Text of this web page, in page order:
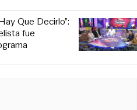
Que Decirlo”:
fue